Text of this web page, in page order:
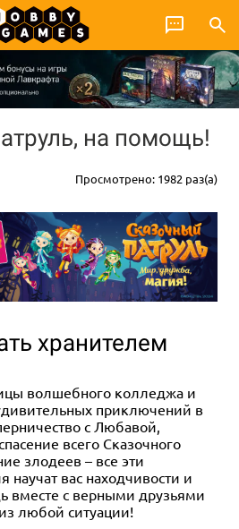
на помощь!
Просмотрено: 1982 раз(а)
хранителем
волшебного колледжа и
приключений в
с Любавой,
всего Сказочного
злодеев – все эти
научат вас находчивости и
вместе с верными друзьями
любой ситуации!